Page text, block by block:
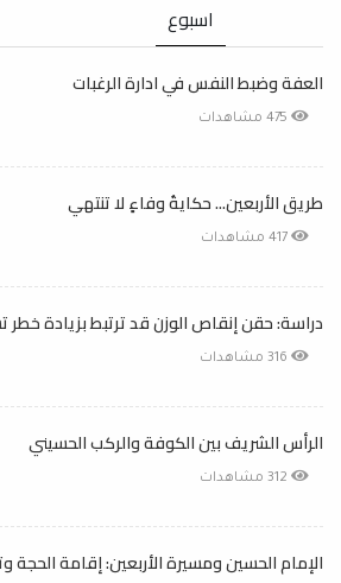
اسبوع
العفة وضبط النفس في ادارة الرغبات
طريق الأربعين... حكايةُ وفاءٍ لا تنتهي
دراسة: حقن إنقاص الوزن قد ترتبط بزيادة
الرأس الشريف بين الكوفة والركب الحسيني
الإمام الحسين ومسيرة الأربعين: إقامة الحجة